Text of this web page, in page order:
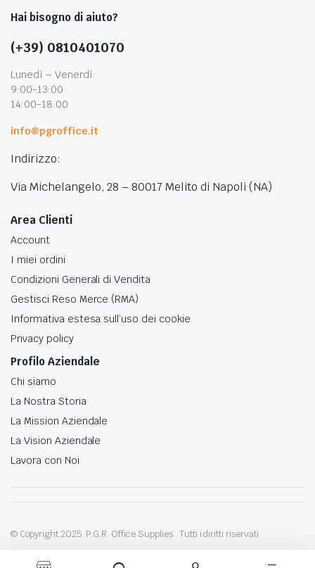
Hai bisogno di aiuto?
(+39) 0810401070
Lunedì – Venerdì:
9:00-13:00
14:00-18:00
info@pgroffice.it
Indirizzo:
Via Michelangelo, 28 – 80017 Melito di Napoli (NA)
Area Clienti
Account
I miei ordini
Condizioni Generali di Vendita
Gestisci Reso Merce (RMA)
Informativa estesa sull’uso dei cookie
Privacy policy
Profilo Aziendale
Chi siamo
La Nostra Storia
La Mission Aziendale
La Vision Aziendale
Lavora con Noi
© Copyright 2025. P.G.R. Office Supplies . Tutti i diritti riservati